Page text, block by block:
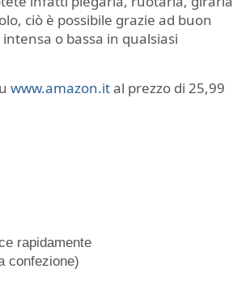
ciò è possibile grazie ad buon
o bassa in qualsiasi
www.amazon.ital prezzo di 25,99
rapidamente
confezione)